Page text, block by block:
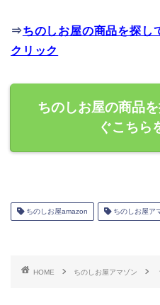
⇒ちのしお屋の商品を探し
クリック
ちのしお屋の商品
ぐこちら
ちのしお屋amazon ちのしお屋ア
HOME ちのしお屋アマゾン